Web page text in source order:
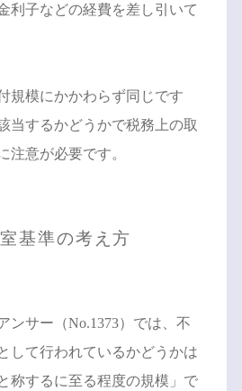
利子などの経費を差し引いて
規模にかかわらず同じです
当するかどうかで税務上の取
注意が必要です。
基準の考え方
ンサー（No.1373）では、不
して行われているかどうかは
称するに至る程度の規模」で